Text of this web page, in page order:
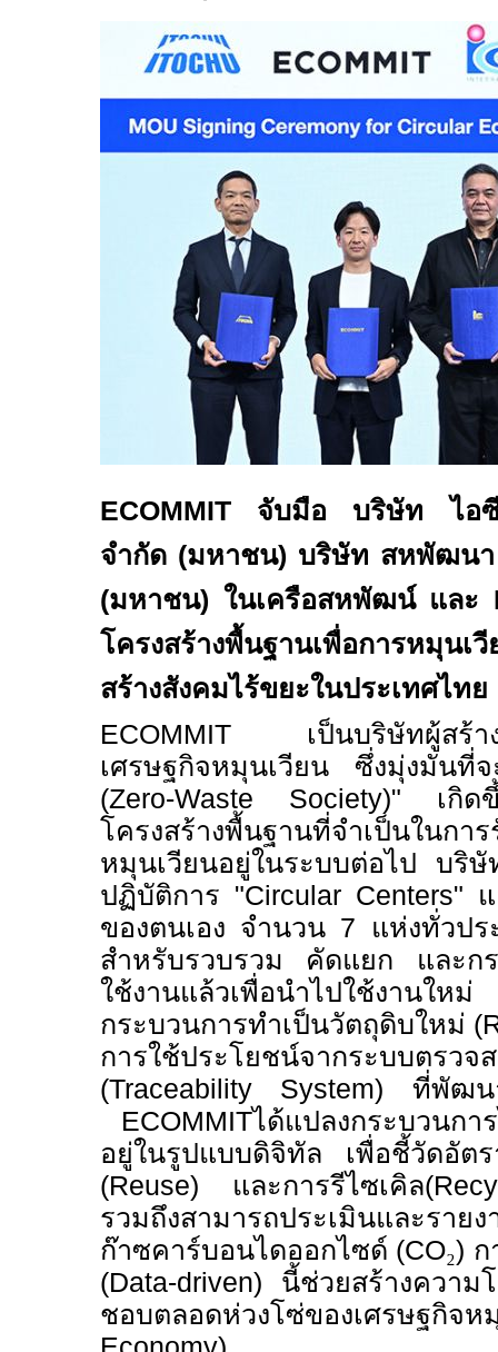
ECOMMIT จับมือ บริษัท ไอซี
จำกัด (มหาชน) บริษัท สหพัฒนา
(มหาชน) ในเครือสหพัฒน์ และ
โครงสร้างพื้นฐานเพื่อการหมุ
สร้างสังคมไร้ขยะในประเทศไทย
ECOMMIT เป็นบริษัทผู้สร้า
เศรษฐกิจหมุนเวียน ซึ่งมุ่งมั่นที่
(Zero-Waste Society)" เกิด
โครงสร้างพื้นฐานที่จำเป็นในกา
หมุนเวียนอยู่ในระบบต่อไป บริษั
ปฏิบัติการ "Circular Centers"
ของตนเอง จำนวน 7 แห่งทั่วป
สำหรับรวบรวม คัดแยก และกร
ใช้งานแล้วเพื่อนำไปใช้งานใ
กระบวนการทำเป็นวัตถุดิบใหม่
การใช้ประโยชน์จากระบบตรวจ
(Traceability System) ที่พัฒน
ECOMMITได้แปลงกระบวนกา
อยู่ในรูปแบบดิจิทัล เพื่อชี้วัดอัต
(Reuse) และการรีไซเคิล
รวมถึงสามารถประเมินและราย
ก๊าซคาร์บอนไดออกไซด์ (CO₂) ก
(Data-driven) นี้ช่วยสร้างความ
ชอบตลอดห่วงโซ่ของเศรษฐ